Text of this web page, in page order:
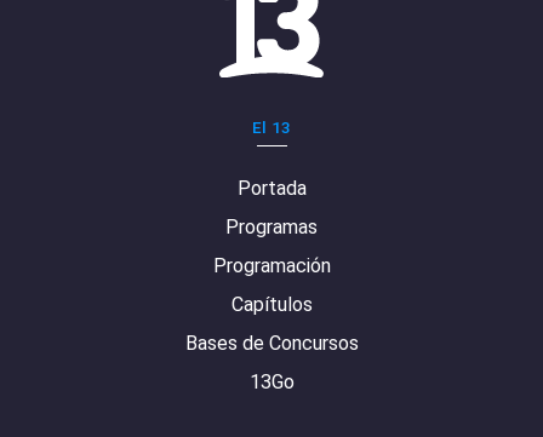
El 13
Portada
Programas
Programación
Capítulos
Bases de Concursos
13Go